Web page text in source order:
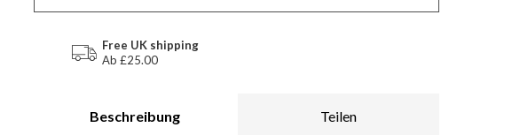
Free UK shipping
Ab £25.00
Beschreibung Teilen